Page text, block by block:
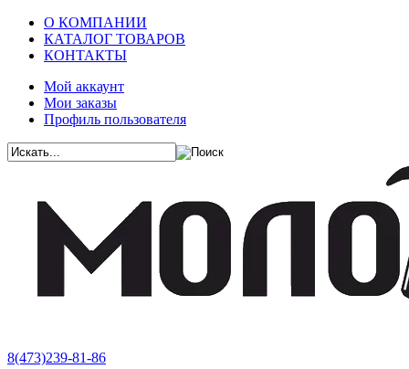
О КОМПАНИИ
КАТАЛОГ ТОВАРОВ
КОНТАКТЫ
Мой аккаунт
Мои заказы
Профиль пользователя
8(473)239-81-86